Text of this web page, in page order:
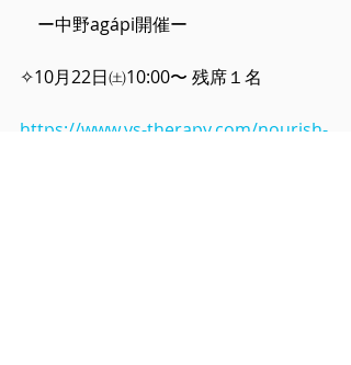
ー中野agápi開催ー
✧10月22日㈯10:00〜 残席１名
https://www.ys-therapy.com/nourish-